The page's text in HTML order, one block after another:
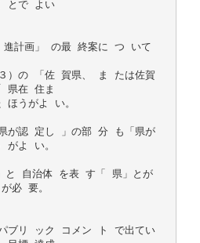
とで よい
計画」 の最 終案に つ いて
の 「佐 賀県、 ま たは佐賀
県在 住ま
うがよ い。
が認 定し 」の部 分 も「県が
よ い。
と 自治体 を表 す「 県」とが
必 要。
ブリ ック コメン ト で出てい